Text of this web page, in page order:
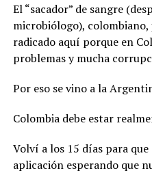
El “sacador” de sangre
microbiólogo), colombiano,
radicado aquí porque en
problemas y mucha
Por eso se vino a la
Colombia debe estar
Volví a los 15 días para
aplicación esperando que